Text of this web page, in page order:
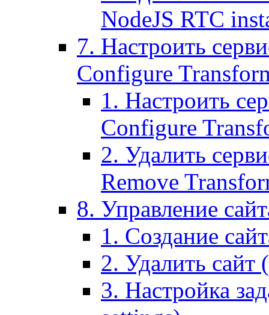
NodeJS RTC
7. Настроить
Configure
1. Настроить
Configure
2. Удалить
Remove
8. Управление
1. Создание
2. Удалить сайт
3. Настройка